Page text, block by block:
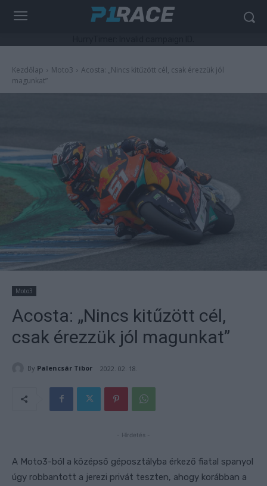
Kezdőlap Moto3
Acosta: „Nincs kitűzött cél, csak érezzük jól
magunkat”
Moto3
Acosta: „Nincs kitűzött cél,
csak érezzük jól magunkat”
By Palencsár Tibor 2022. 02. 18.
- Hirdetés -
A Moto3-ból a középső géposztályba érkező fiatal spanyol
úgy robbantott a jerezi privát teszten, ahogy korábban a